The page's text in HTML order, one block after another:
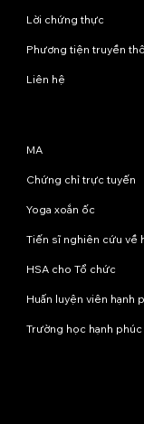
Lời chứng thực
Phương tiện truyền
Liên hệ
MA
Chứng chỉ trực tuyến
Yoga xoắn ốc
Tiến sĩ nghiên cứu về
HSA cho Tổ chức
Huấn luyện viên hạnh
Trường học hạnh phúc